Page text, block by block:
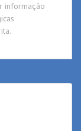
informação